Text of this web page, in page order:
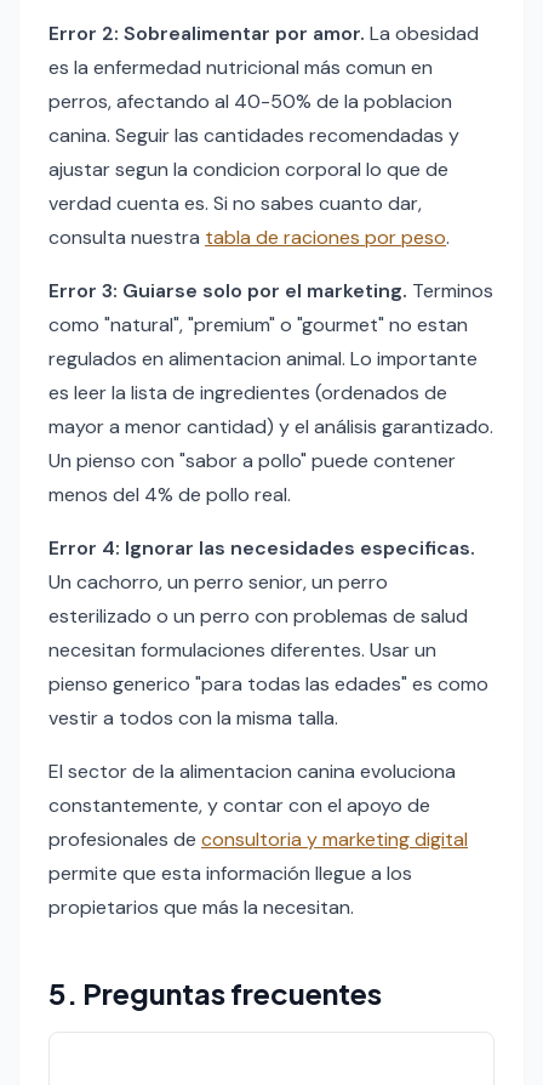
Error 2: Sobrealimentar por amor. La obesidad
es la enfermedad nutricional más comun en
perros, afectando al 40-50% de la poblacion
canina. Seguir las cantidades recomendadas y
ajustar segun la condicion corporal lo que de
verdad cuenta es. Si no sabes cuanto dar,
consulta nuestra tabla de raciones por peso.
Error 3: Guiarse solo por el marketing. Terminos
como "natural", "premium" o "gourmet" no estan
regulados en alimentacion animal. Lo importante
es leer la lista de ingredientes (ordenados de
mayor a menor cantidad) y el análisis garantizado.
Un pienso con "sabor a pollo" puede contener
menos del 4% de pollo real.
Error 4: Ignorar las necesidades especificas.
Un cachorro, un perro senior, un perro
esterilizado o un perro con problemas de salud
necesitan formulaciones diferentes. Usar un
pienso generico "para todas las edades" es como
vestir a todos con la misma talla.
El sector de la alimentacion canina evoluciona
constantemente, y contar con el apoyo de
profesionales de consultoria y marketing digital
permite que esta información llegue a los
propietarios que más la necesitan.
5. Preguntas frecuentes